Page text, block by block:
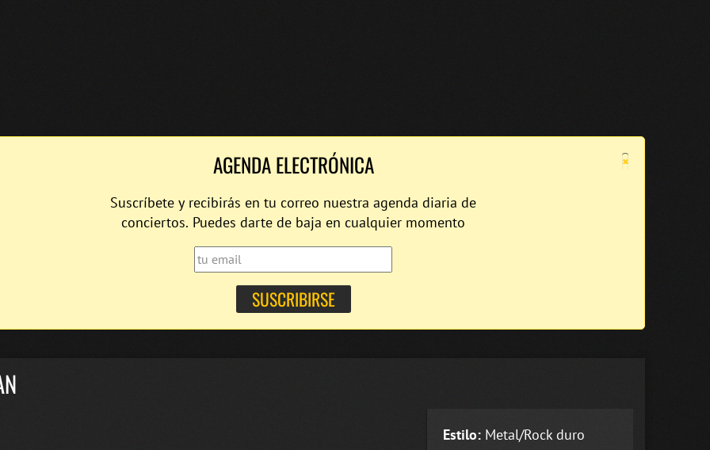
×
AGENDA ELECTRÓNICA
Suscríbete y recibirás en tu correo nuestra agenda diaria de
conciertos. Puedes darte de baja en cualquier momento
Estilo: Metal/Rock duro